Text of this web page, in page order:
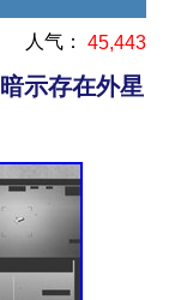
人气： 45,443
示存在外星